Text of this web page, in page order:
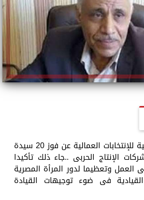
أعلنت النتائح الأولية للإنتخابات العمالية عن فوز 20 سيدة
الإنتاج الحربى ..جاء ذلك تأكيدا
العمل وتعظيما لدور المرأة المصرية
فى ضوء توجيهات القيادة